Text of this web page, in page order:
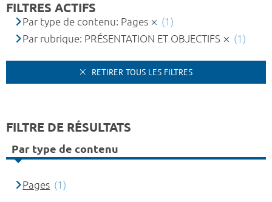
FILTRES ACTIFS
Par type de contenu: Pages
(1)
Par rubrique: PRÉSENTATION ET OBJECTIFS
(1)
RETIRER TOUS LES FILTRES
FILTRE DE RÉSULTATS
Par type de contenu
Pages (1)